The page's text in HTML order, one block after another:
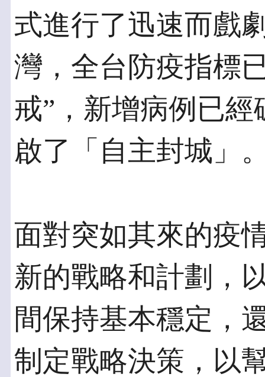
式進行了迅速而戲
灣，全台防疫指標
戒”，新增病例已
啟了「自主封城」
面對突如其來的疫
新的戰略和計劃，
間保持基本穩定，
制定戰略決策，以